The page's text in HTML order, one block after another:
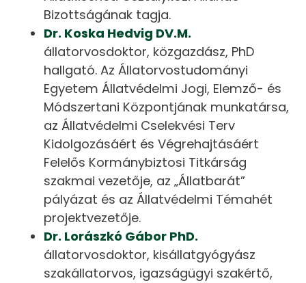
Bizottságának tagja.
Dr. Koska Hedvig DV.M.
állatorvosdoktor, közgazdász, PhD
hallgató. Az Állatorvostudományi
Egyetem Állatvédelmi Jogi, Elemző- és
Módszertani Központjának munkatársa,
az Állatvédelmi Cselekvési Terv
Kidolgozásáért és Végrehajtásáért
Felelős Kormánybiztosi Titkárság
szakmai vezetője, az „Állatbarát”
pályázat és az Állatvédelmi Témahét
projektvezetője.
Dr. Lorászkó Gábor PhD.
állatorvosdoktor, kisállatgyógyász
szakállatorvos, igazságügyi szakértő,